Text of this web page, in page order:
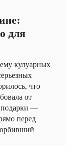
для
кулуарных
что
от
подарки —
перед